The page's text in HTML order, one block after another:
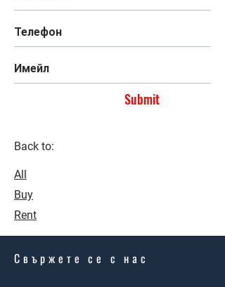
Submit
Back to:
All
Buy
Rent
Свържете се с нас